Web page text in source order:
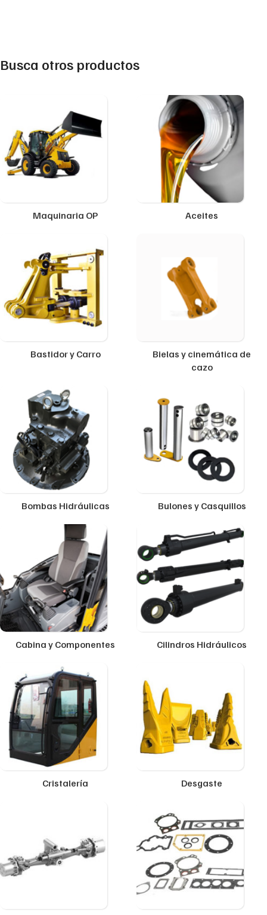
Busca otros productos
Maquinaria OP Aceites
Bastidor y Carro
Bielas y cinemática de
cazo
Bombas Hidráulicas Bulones y Casquillos
Cabina y Componentes Cilindros Hidráulicos
Cristalería Desgaste